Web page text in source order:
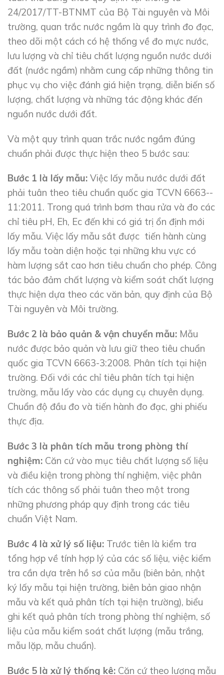
24/2017/TT-BTNMT của Bộ Tài nguyên và Môi
trường, quan trắc nước ngầm là quy trình đo đạc,
theo dõi một cách có hệ thống về đo mực nước,
lưu lượng và chỉ tiêu chất lượng nguồn nước dưới
đất (nước ngầm) nhằm cung cấp những thông tin
phục vụ cho việc đánh giá hiện trạng, diễn biến số
lượng, chất lượng và những tác động khác đến
nguồn nước dưới đất.
Và một quy trình quan trắc nước ngầm đúng
chuẩn phải được thực hiện theo 5 bước sau:
Bước 1 là lấy mẫu: Việc lấy mẫu nước dưới đất
phải tuân theo tiêu chuẩn quốc gia TCVN 6663-­
11:2011. Trong quá trình bơm thau rửa và đo các
chỉ tiêu pH, Eh, Ec đến khi có giá trị ổn định mới
lấy mẫu. Việc lấy mẫu sắt được tiến hành cùng
lấy mẫu toàn diện hoặc tại những khu vực có
hàm lượng sắt cao hơn tiêu chuẩn cho phép. Công
tác bảo đảm chất lượng và kiểm soát chất lượng
thực hiện dựa theo các văn bản, quy định của Bộ
Tài nguyên và Môi trường.
Bước 2 là bảo quản & vận chuyển mẫu: Mẫu
nước được bảo quản và lưu giữ theo tiêu chuẩn
quốc gia TCVN 6663-3:2008. Phân tích tại hiện
trường. Đối với các chỉ tiêu phân tích tại hiện
trường, mẫu lấy vào các dụng cụ chuyên dụng.
Chuẩn độ đầu đo và tiến hành đo đạc, ghi phiếu
thực địa.
Bước 3 là phân tích mẫu trong phòng thí
nghiệm: Căn cứ vào mục tiêu chất lượng số liệu
và điều kiện trong phòng thí nghiệm, việc phân
tích các thông số phải tuân theo một trong
những phương pháp quy định trong các tiêu
chuẩn Việt Nam.
Bước 4 là xử lý số liệu: Trước tiên là kiểm tra
tổng hợp về tính hợp lý của các số liệu, việc kiểm
tra cần dựa trên hồ sơ của mẫu (biên bản, nhật
ký lấy mẫu tại hiện trường, biên bản giao nhận
mẫu và kết quả phân tích tại hiện trường), biểu
ghi kết quả phân tích trong phòng thí nghiệm, số
liệu của mẫu kiểm soát chất lượng (mẫu trắng,
mẫu lặp, mẫu chuẩn).
Bước 5 là xử lý thống kê: Căn cứ theo lượng mẫu